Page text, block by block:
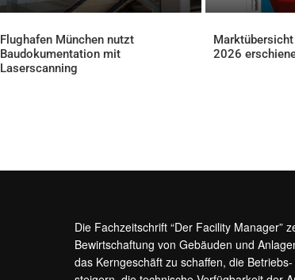
Flughafen München nutzt
Baudokumentation mit
Laserscanning
2026
Die Fachzeitschrift “Der Facility Manager”
Bewirtschaftung von Gebäuden und
das Kerngeschäft zu schaffen, die